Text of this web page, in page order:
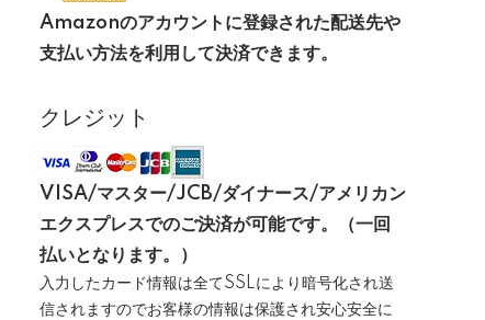
Amazonのアカウントに登録された配送先や
支払い方法を利用して決済できます。
クレジット
VISA/マスター/JCB/ダイナース/アメリカン
エクスプレスでのご決済が可能です。（一回
払いとなります。）
入力したカード情報は全てSSLにより暗号化され送
信されますのでお客様の情報は保護され安心安全に